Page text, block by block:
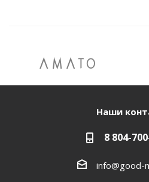
Наши
8 804-
info@good-